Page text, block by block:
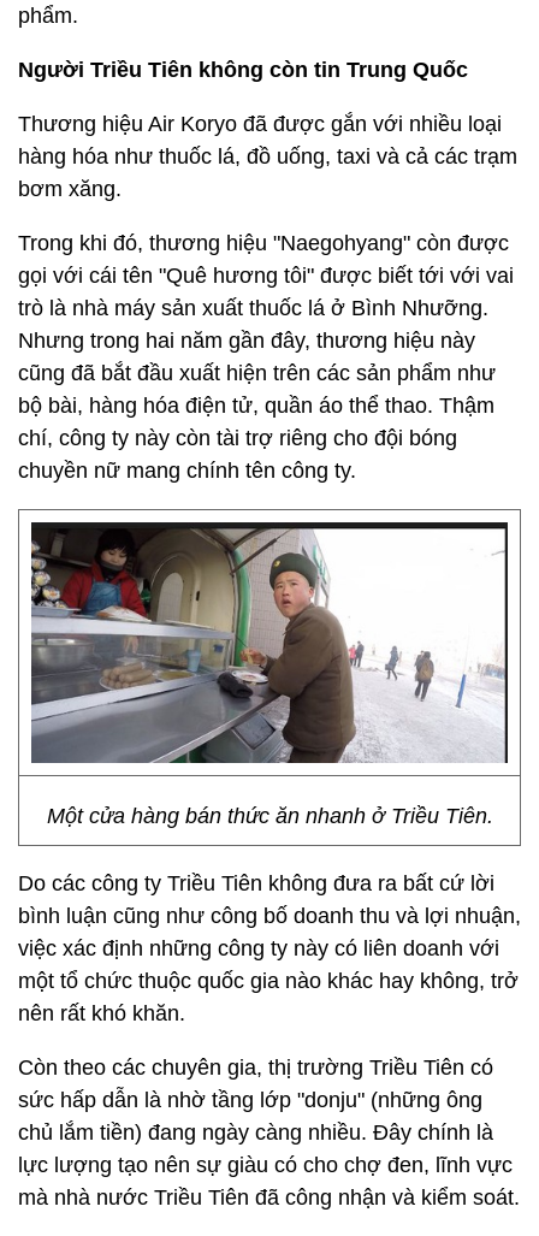
phẩm.
Người Triều Tiên không còn tin Trung Quốc
Thương hiệu Air Koryo đã được gắn với nhiều loại
hàng hóa như thuốc lá, đồ uống, taxi và cả các trạm
bơm xăng.
Trong khi đó, thương hiệu "Naegohyang" còn được
gọi với cái tên "Quê hương tôi" được biết tới với vai
trò là nhà máy sản xuất thuốc lá ở Bình Nhưỡng.
Nhưng trong hai năm gần đây, thương hiệu này
cũng đã bắt đầu xuất hiện trên các sản phẩm như
bộ bài, hàng hóa điện tử, quần áo thể thao. Thậm
chí, công ty này còn tài trợ riêng cho đội bóng
chuyền nữ mang chính tên công ty.
Một cửa hàng bán thức ăn nhanh ở Triều Tiên.
Do các công ty Triều Tiên không đưa ra bất cứ lời
bình luận cũng như công bố doanh thu và lợi nhuận,
việc xác định những công ty này có liên doanh với
một tổ chức thuộc quốc gia nào khác hay không, trở
nên rất khó khăn.
Còn theo các chuyên gia, thị trường Triều Tiên có
sức hấp dẫn là nhờ tầng lớp "donju" (những ông
chủ lắm tiền) đang ngày càng nhiều. Đây chính là
lực lượng tạo nên sự giàu có cho chợ đen, lĩnh vực
mà nhà nước Triều Tiên đã công nhận và kiểm soát.